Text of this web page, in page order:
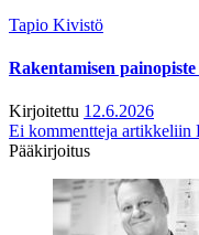
Tapio Kivistö
Rakentamisen
Kirjoitettu 12.6.2026
Ei kommentteja artikkeliin
Pääkirjoitus